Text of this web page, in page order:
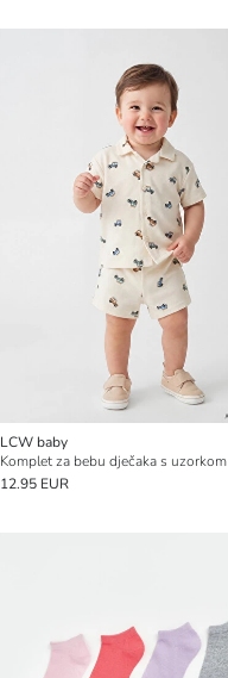
LCW baby
12.95 EUR